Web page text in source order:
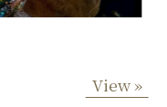
View »